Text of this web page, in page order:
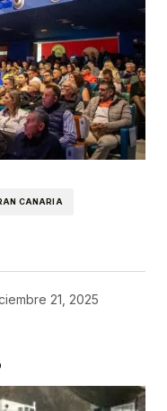
CANARIA
21, 2025